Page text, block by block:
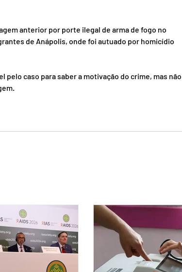
anterior por porte ilegal de arma de fogo no
de Anápolis, onde foi autuado por homicídio
pelo caso para saber a motivação do crime, mas não